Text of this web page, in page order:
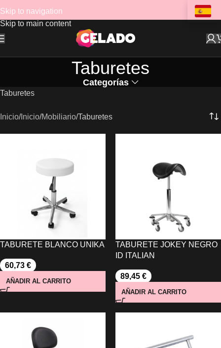
Skip to navigation
Skip to main content
Taburetes
Categorías
Taburetes
Inicio Inicio Mobiliario Taburetes
TABURETE BLANCO UNIKA
60,73 €
AÑADIR AL CARRITO
TABURETE JOKEY NEGRO
ID ITALIAN
89,45 €
AÑADIR AL CARRITO